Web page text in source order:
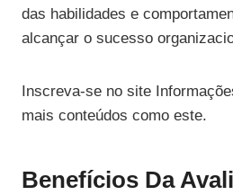
das habilidades e
alcançar o sucesso
Inscreva-se no site
mais conteúdos como este.
Benefícios Da